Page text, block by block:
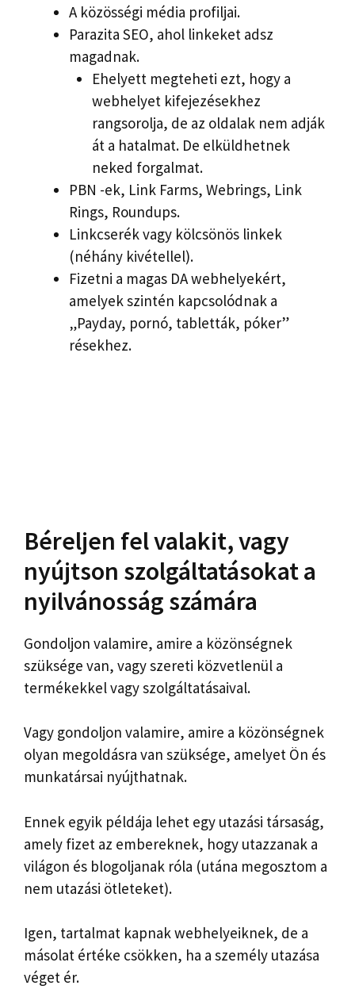
A közösségi média profiljai.
Parazita SEO, ahol linkeket adsz
magadnak.
Ehelyett megteheti ezt, hogy a
webhelyet kifejezésekhez
rangsorolja, de az oldalak nem adják
át a hatalmat. De elküldhetnek
neked forgalmat.
PBN -ek, Link Farms, Webrings, Link
Rings, Roundups.
Linkcserék vagy kölcsönös linkek
(néhány kivétellel).
Fizetni a magas DA webhelyekért,
amelyek szintén kapcsolódnak a
„Payday, pornó, tabletták, póker”
résekhez.
Béreljen fel valakit, vagy
nyújtson szolgáltatásokat a
nyilvánosság számára
Gondoljon valamire, amire a közönségnek
szüksége van, vagy szereti közvetlenül a
termékekkel vagy szolgáltatásaival.
Vagy gondoljon valamire, amire a közönségnek
olyan megoldásra van szüksége, amelyet Ön és
munkatársai nyújthatnak.
Ennek egyik példája lehet egy utazási társaság,
amely fizet az embereknek, hogy utazzanak a
világon és blogoljanak róla (utána megosztom a
nem utazási ötleteket).
Igen, tartalmat kapnak webhelyeiknek, de a
másolat értéke csökken, ha a személy utazása
véget ér.